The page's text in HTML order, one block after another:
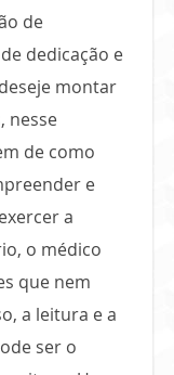
de
dedicação e
montar
nesse
de como
e
a
o médico
que nem
a leitura e a
ser o